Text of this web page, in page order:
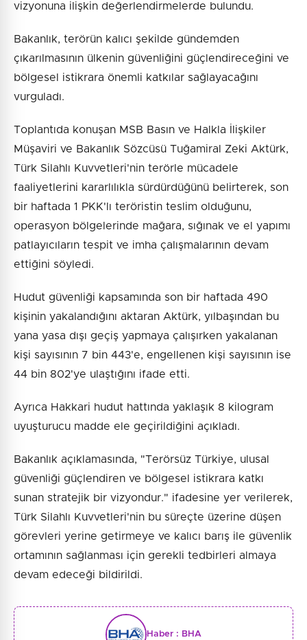
vizyonuna ilişkin değerlendirmelerde bulundu.
Bakanlık, terörün kalıcı şekilde gündemden
çıkarılmasının ülkenin güvenliğini güçlendireceğini ve
bölgesel istikrara önemli katkılar sağlayacağını
vurguladı.
Toplantıda konuşan MSB Basın ve Halkla İlişkiler
Müşaviri ve Bakanlık Sözcüsü Tuğamiral Zeki Aktürk,
Türk Silahlı Kuvvetleri'nin terörle mücadele
faaliyetlerini kararlılıkla sürdürdüğünü belirterek, son
bir haftada 1 PKK'lı teröristin teslim olduğunu,
operasyon bölgelerinde mağara, sığınak ve el yapımı
patlayıcıların tespit ve imha çalışmalarının devam
ettiğini söyledi.
Hudut güvenliği kapsamında son bir haftada 490
kişinin yakalandığını aktaran Aktürk, yılbaşından bu
yana yasa dışı geçiş yapmaya çalışırken yakalanan
kişi sayısının 7 bin 443'e, engellenen kişi sayısının ise
44 bin 802'ye ulaştığını ifade etti.
Ayrıca Hakkari hudut hattında yaklaşık 8 kilogram
uyuşturucu madde ele geçirildiğini açıkladı.
Bakanlık açıklamasında, "Terörsüz Türkiye, ulusal
güvenliği güçlendiren ve bölgesel istikrara katkı
sunan stratejik bir vizyondur." ifadesine yer verilerek,
Türk Silahlı Kuvvetleri'nin bu süreçte üzerine düşen
görevleri yerine getirmeye ve kalıcı barış ile güvenlik
ortamının sağlanması için gerekli tedbirleri almaya
devam edeceği bildirildi.
Haber : BHA